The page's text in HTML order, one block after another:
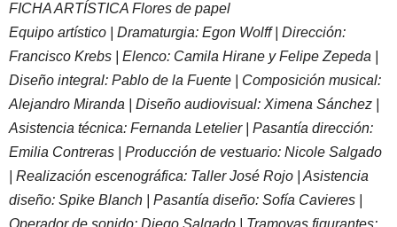
FICHA ARTÍSTICA Flores de papel
Equipo artístico | Dramaturgia: Egon Wolff | Dirección:
Francisco Krebs | Elenco: Camila Hirane y Felipe Zepeda |
Diseño integral: Pablo de la Fuente | Composición musical:
Alejandro Miranda | Diseño audiovisual: Ximena Sánchez |
Asistencia técnica: Fernanda Letelier | Pasantía dirección:
Emilia Contreras | Producción de vestuario: Nicole Salgado
| Realización escenográfica: Taller José Rojo | Asistencia
diseño: Spike Blanch | Pasantía diseño: Sofía Cavieres |
Operador de sonido: Diego Salgado | Tramoyas figurantes: